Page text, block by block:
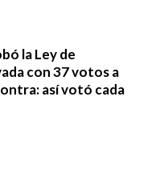
la Ley de
con 37 votos a
así votó cada